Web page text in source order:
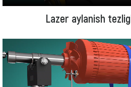
Lazer aylanish